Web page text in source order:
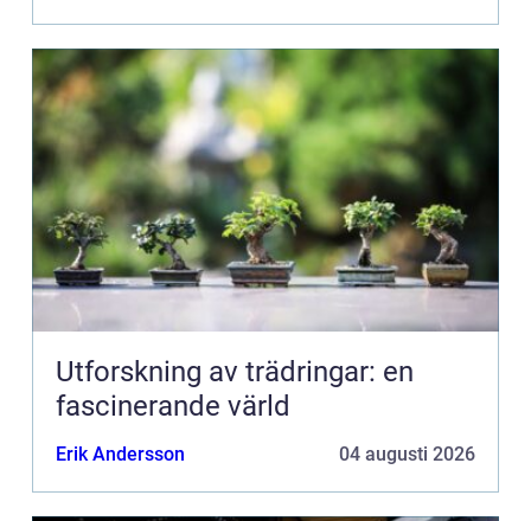
Utforskning av trädringar: en
fascinerande värld
Erik Andersson 04 augusti 2026